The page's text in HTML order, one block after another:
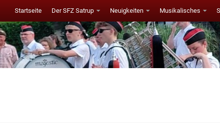
Startseite Der SFZ Satrup Neuigkeiten Musikalisches